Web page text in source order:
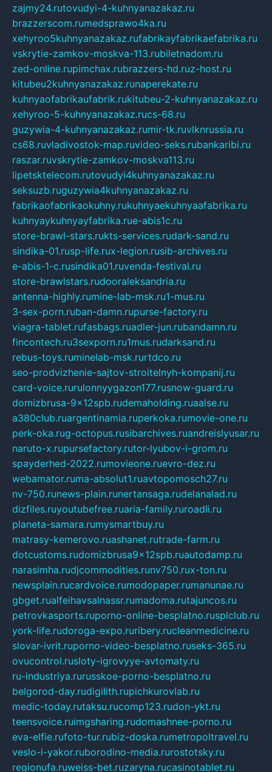
zajmy24.rutovudyi-4-kuhnyanazakaz.ru
brazzerscom.rumedsprawo4ka.ru
xehyroo5kuhnyanazakaz.rufabrikayfabrikaefabrika.ru
vskrytie-zamkov-moskva-113.rubiletnadom.ru
zed-online.rupimchax.rubrazzers-hd.ruz-host.ru
kitubeu2kuhnyanazakaz.runaperekate.ru
kuhnyaofabrikaufabrik.rukitubeu-2-kuhnyanazakaz.ru
xehyroo-5-kuhnyanazakaz.rucs-68.ru
guzywia-4-kuhnyanazakaz.rumir-tk.ruvlknrussia.ru
cs68.ruvladivostok-map.ruvideo-seks.rubankaribi.ru
raszar.ruvskrytie-zamkov-moskva113.ru
lipetsktelecom.rutovudyi4kuhnyanazakaz.ru
seksuzb.ruguzywia4kuhnyanazakaz.ru
fabrikaofabrikaokuhny.rukuhnyaekuhnyaafabrika.ru
kuhnyaykuhnyayfabrika.rue-abis1c.ru
store-brawl-stars.rukts-services.rudark-sand.ru
sindika-01.rusp-life.rux-legion.rusib-archives.ru
e-abis-1-c.rusindika01.ruvenda-festival.ru
store-brawlstars.rudooraleksandria.ru
antenna-highly.rumine-lab-msk.ru1-mus.ru
3-sex-porn.ruban-damn.rupurse-factory.ru
viagra-tablet.rufasbags.ruadler-jun.rubandamn.ru
fincontech.ru3sexporn.ru1mus.rudarksand.ru
rebus-toys.ruminelab-msk.rurtdco.ru
seo-prodvizhenie-sajtov-stroitelnyh-kompanij.ru
card-voice.rurulonnyygazon177.rusnow-guard.ru
domizbrusa-9x12spb.rudemaholding.ruaalse.ru
a380club.ruargentinamia.ruperkoka.rumovie-one.ru
perk-oka.rug-octopus.rusibarchives.ruandreislyusar.ru
naruto-x.rupursefactory.rutor-lyubov-i-grom.ru
spayderhed-2022.rumovieone.ruevro-dez.ru
webamator.ruma-absolut1.ruavtopomosch27.ru
nv-750.runews-plain.runertansaga.rudelanalad.ru
dizfiles.ruyoutubefree.ruaria-family.ruroadli.ru
planeta-samara.rumysmartbuy.ru
matrasy-kemerovo.ruashanet.rutrade-farm.ru
dotcustoms.rudomizbrusa9x12spb.ruautodamp.ru
narasimha.rudjcommodities.runv750.rux-ton.ru
newsplain.rucardvoice.rumodopaper.rumanunae.ru
gbget.rualfeihavsalnassr.rumadoma.rutajuncos.ru
petrovkasports.ruporno-online-besplatno.rusplclub.ru
york-life.rudoroga-expo.ruribery.rucleanmedicine.ru
slovar-ivrit.ruporno-video-besplatno.ruseks-365.ru
ovucontrol.rusloty-igrovyye-avtomaty.ru
ru-industriya.rurusskoe-porno-besplatno.ru
belgorod-day.rudigilith.rupichkurovlab.ru
medic-today.rutaksu.rucomp123.rudon-ykt.ru
teensvoice.ruimgsharing.rudomashnee-porno.ru
eva-elfie.rufoto-tur.rubiz-doska.rumetropoltravel.ru
veslo-i-yakor.ruborodino-media.rurostotsky.ru
regionufa.ruweiss-bet.ruzaryna.rucasinotablet.ru